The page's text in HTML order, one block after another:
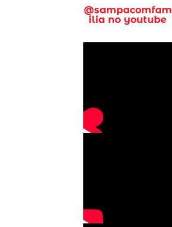
@sampacomfam
ilia no youtube